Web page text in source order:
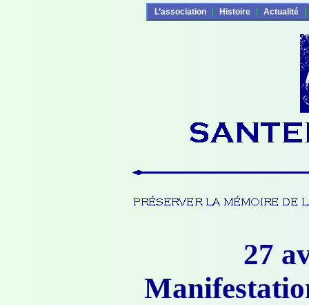
L’association Histoire Actualité
27